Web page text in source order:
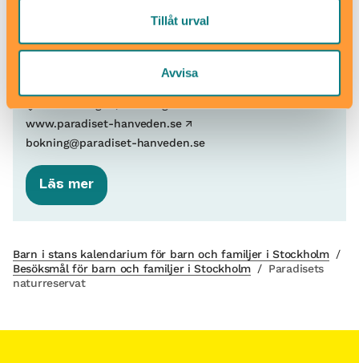
Tillåt urval
Avvisa
vägen namn till ”Vandrarstigen” som sedan (efter
ytterligare cirka 700 meter) leder fram till Paradisets
parkeringsplats.
www.paradiset-hanveden.se
bokning@paradiset-hanveden.se
Läs mer
Barn i stans kalendarium för barn och familjer i Stockholm /
Besöksmål för barn och familjer i Stockholm / Paradisets
naturreservat